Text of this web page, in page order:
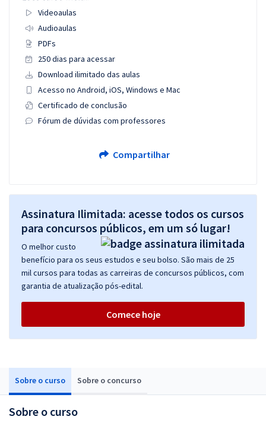
Sobre o curso Sobre o concurso
Sobre o curso
Videoaulas
Audioaulas
PDFs
250 dias para acessar
Download ilimitado das aulas
Acesso no Android, iOS, Windows e Mac
Certificado de conclusão
Fórum de dúvidas com professores
Compartilhar
Assinatura Ilimitada: acesse todos os cursos
para concursos públicos, em um só lugar!
O melhor custo
benefício para os seus estudos e seu bolso. São mais de 25
mil cursos para todas as carreiras de concursos públicos, com
garantia de atualização pós-edital.
Comece hoje